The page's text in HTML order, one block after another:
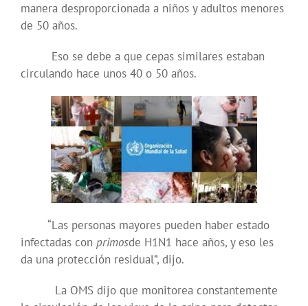
manera desproporcionada a niños y adultos menores
de 50 años.
Eso se debe a que cepas similares estaban
circulando hace unos 40 o 50 años.
“Las personas mayores pueden haber estado
infectadas con primosde H1N1 hace años, y eso les
da una protección residual”, dijo.
La OMS dijo que monitorea constantemente